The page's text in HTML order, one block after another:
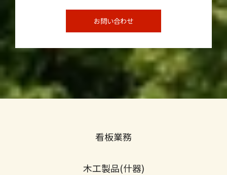
お問い合わせ
看板業務
木工製品(什器)